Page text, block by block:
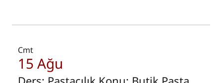
Cmt
15 Ağu